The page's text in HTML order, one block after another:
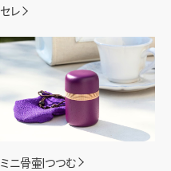
セレ
ミニ骨壷|つつむ